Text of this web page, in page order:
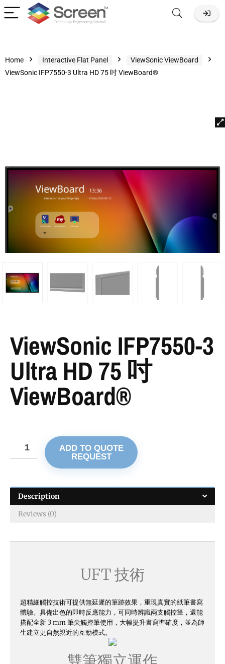
Home Interactive Flat Panel
ViewSonic ViewBoard
ViewSonic IFP7550-3 Ultra HD 75 吋 ViewBoard®
ViewSonic IFP7550-3
Ultra HD 75 吋
ViewBoard®
ADD TO QUOTE
REQUEST
Description
Reviews (0)
UFT 技術
超精細觸控技術可提供無延遲的筆跡效果，重現真實的紙筆書寫
體驗。具備出色的即時反應能力，可同時辨識兩支觸控筆，還能
搭配全新 3 mm 筆尖觸控筆使用，大幅提升書寫準確度，並為師
生建立更自然親近的互動模式。